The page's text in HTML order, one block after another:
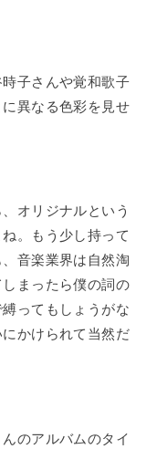
子さんや覚和歌子
異なる色彩を見せ
オリジナルという
。もう少し持って
音楽業界は自然淘
まったら僕の詞の
ってもしょうがな
かけられて当然だ
のアルバムのタイ